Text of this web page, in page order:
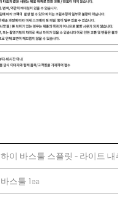
하이 바스툴 스플릿 - 라이트 내
바스툴 1ea